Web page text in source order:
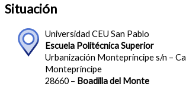
Situación
Universidad CEU San Pablo
Escuela Politécnica Superior
Urbanización Montepríncipe s/n –
Monteprincipe
28660 – Boadilla del Monte